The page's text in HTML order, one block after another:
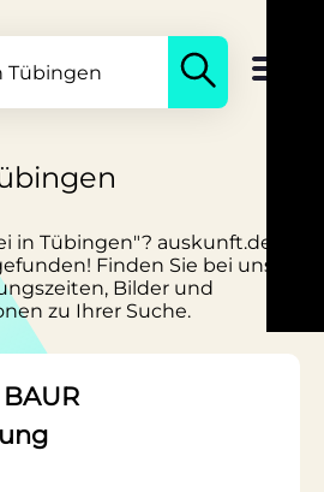
in Tübingen"? auskunft.de
Finden Sie bei uns
Bilder und
zu Ihrer Suche.